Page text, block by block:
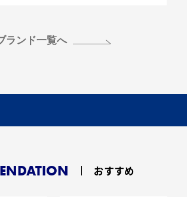
ランド一覧へ
おすすめ